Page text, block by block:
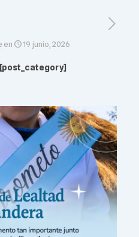
en 19 junio, 2026